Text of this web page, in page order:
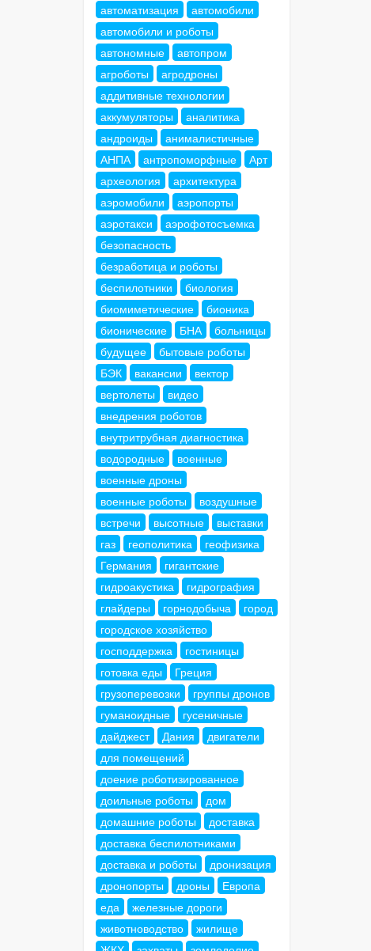
автоматизация
автомобили
автомобили и роботы
автономные
автопром
агроботы
агродроны
аддитивные технологии
аккумуляторы
аналитика
андроиды
анималистичные
АНПА
антропоморфные
Арт
археология
архитектура
аэромобили
аэропорты
аэротакси
аэрофотосъемка
безопасность
безработица и роботы
беспилотники
биология
биомиметические
бионика
бионические
БНА
больницы
будущее
бытовые роботы
БЭК
вакансии
вектор
вертолеты
видео
внедрения роботов
внутритрубная диагностика
водородные
военные
военные дроны
военные роботы
воздушные
встречи
высотные
выставки
газ
геополитика
геофизика
Германия
гигантские
гидроакустика
гидрография
глайдеры
горнодобыча
город
городское хозяйство
господдержка
гостиницы
готовка еды
Греция
грузоперевозки
группы дронов
гуманоидные
гусеничные
дайджест
Дания
двигатели
для помещений
доение роботизированное
доильные роботы
дом
домашние роботы
доставка
доставка беспилотниками
доставка и роботы
дронизация
дронопорты
дроны
Европа
еда
железные дороги
животноводство
жилище